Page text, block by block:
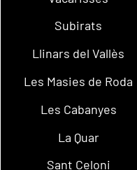
Subirats
Llinars del Vallès
Les Masies de Roda
Les Cabanyes
La Quar
Sant Celoni